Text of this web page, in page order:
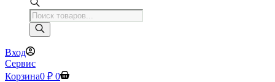
Поиск
товаров
Вход
Сервис
Корзина0 ₽ 0